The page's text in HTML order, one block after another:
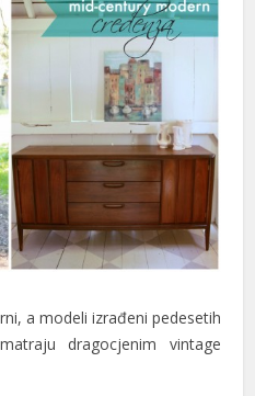
a modeli izrađeni pedesetih
dragocjenim vintage